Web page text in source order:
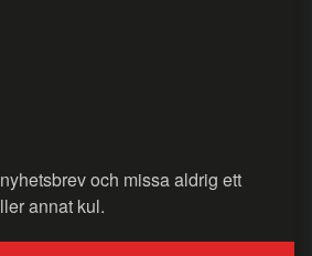
och missa aldrig ett
annat kul.